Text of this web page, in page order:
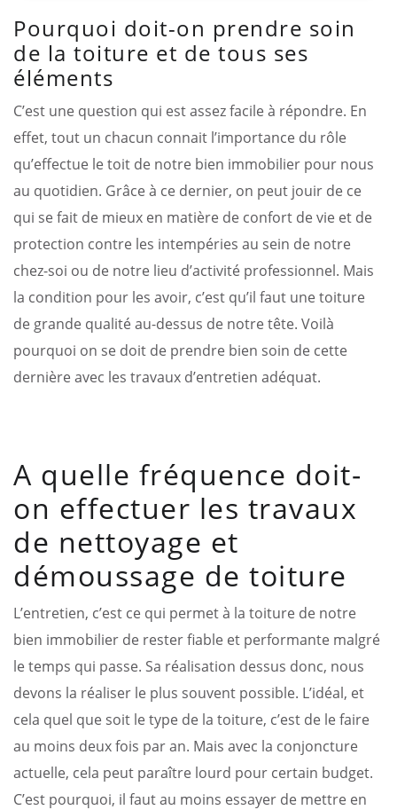
Pourquoi doit-on prendre soin
de la toiture et de tous ses
éléments
C’est une question qui est assez facile à répondre. En
effet, tout un chacun connait l’importance du rôle
qu’effectue le toit de notre bien immobilier pour nous
au quotidien. Grâce à ce dernier, on peut jouir de ce
qui se fait de mieux en matière de confort de vie et de
protection contre les intempéries au sein de notre
chez-soi ou de notre lieu d’activité professionnel. Mais
la condition pour les avoir, c’est qu’il faut une toiture
de grande qualité au-dessus de notre tête. Voilà
pourquoi on se doit de prendre bien soin de cette
dernière avec les travaux d’entretien adéquat.
A quelle fréquence doit-
on effectuer les travaux
de nettoyage et
démoussage de toiture
L’entretien, c’est ce qui permet à la toiture de notre
bien immobilier de rester fiable et performante malgré
le temps qui passe. Sa réalisation dessus donc, nous
devons la réaliser le plus souvent possible. L’idéal, et
cela quel que soit le type de la toiture, c’est de le faire
au moins deux fois par an. Mais avec la conjoncture
actuelle, cela peut paraître lourd pour certain budget.
C’est pourquoi, il faut au moins essayer de mettre en